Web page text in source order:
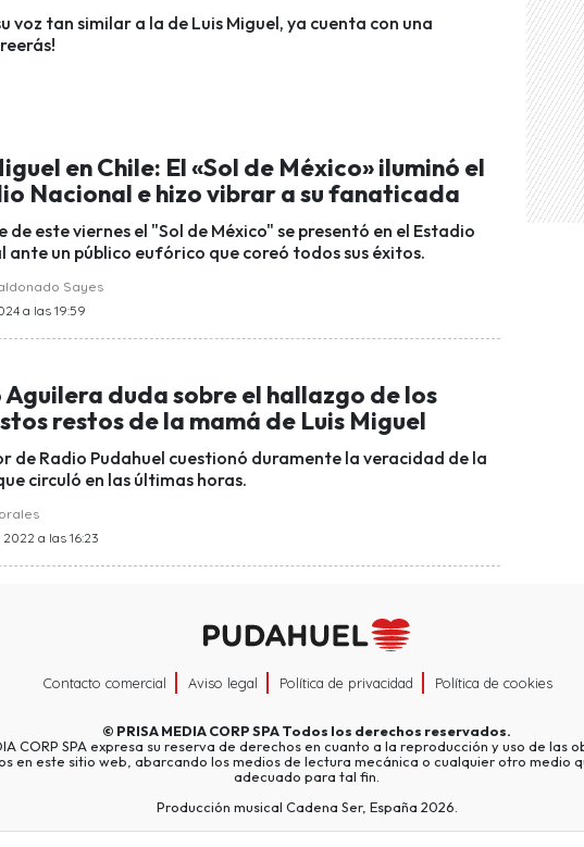
voz tan similar a la de Luis Miguel, ya cuenta con una
en Chile: El «Sol de México» iluminó el
Nacional e hizo vibrar a su fanaticada
de este viernes el "Sol de México" se presentó en el Estadio
ante un público eufórico que coreó todos sus éxitos.
Sayes
a las 19:59
Aguilera duda sobre el hallazgo de los
restos de la mamá de Luis Miguel
de Radio Pudahuel cuestionó duramente la veracidad de la
circuló en las últimas horas.
a las 16:23
Contacto comercial Aviso legal Política de privacidad Política de cookies
© PRISA MEDIA CORP SPATodos los derechos reservados.
CORP SPA expresa su reserva de derechos en cuanto a la reproducción y uso de las
en este sitio web, abarcando los medios de lectura mecánica o cualquier otro medio
adecuado para tal fin.
Producción musical Cadena Ser, España 2026.